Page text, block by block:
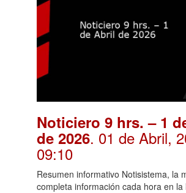
Noticiero 9 hrs. – 1
de 2026. 01 de Abril,
09:10
Resumen informativo Notisistema, la
completa información cada hora en la